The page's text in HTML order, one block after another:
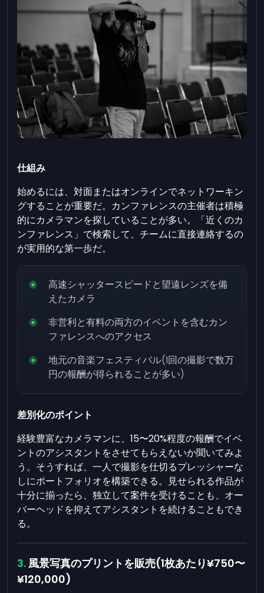
仕組み
始めるには、対面またはオンラインでネットワーキン
グすることが重要だ。カンファレンスの主催者は積極
的にカメラマンを探していることが多い。「近くのカ
ンファレンス」で検索して、チームに直接連絡するの
が実用的な第一歩だ。
高速シャッタースピードと望遠レンズを備
えたカメラ
非営利と有料の両方のイベントを含むカン
ファレンスへのアクセス
地元の音楽フェスティバル(1回の撮影で数万
円の報酬が得られることが多い)
差別化のポイント
経験豊富なカメラマンに、15〜20%程度の報酬でイベ
ントのアシスタントをさせてもらえないか聞いてみよ
う。そうすれば、一人で撮影を仕切るプレッシャーな
しにポートフォリオを構築できる。見せられる作品が
十分に揃ったら、独立して案件を受けることも、オー
バーヘッドを抑えてアシスタントを続けることもでき
る。
風景写真のプリントを販売(1枚あたり¥750〜
¥120,000)